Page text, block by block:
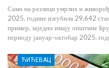
Само на разлици умрлих и
2025. године изгубила 29.642
пример, заједно имају општине
периоду јануар-октобар 2025.
ЋИЋЕВАЦ